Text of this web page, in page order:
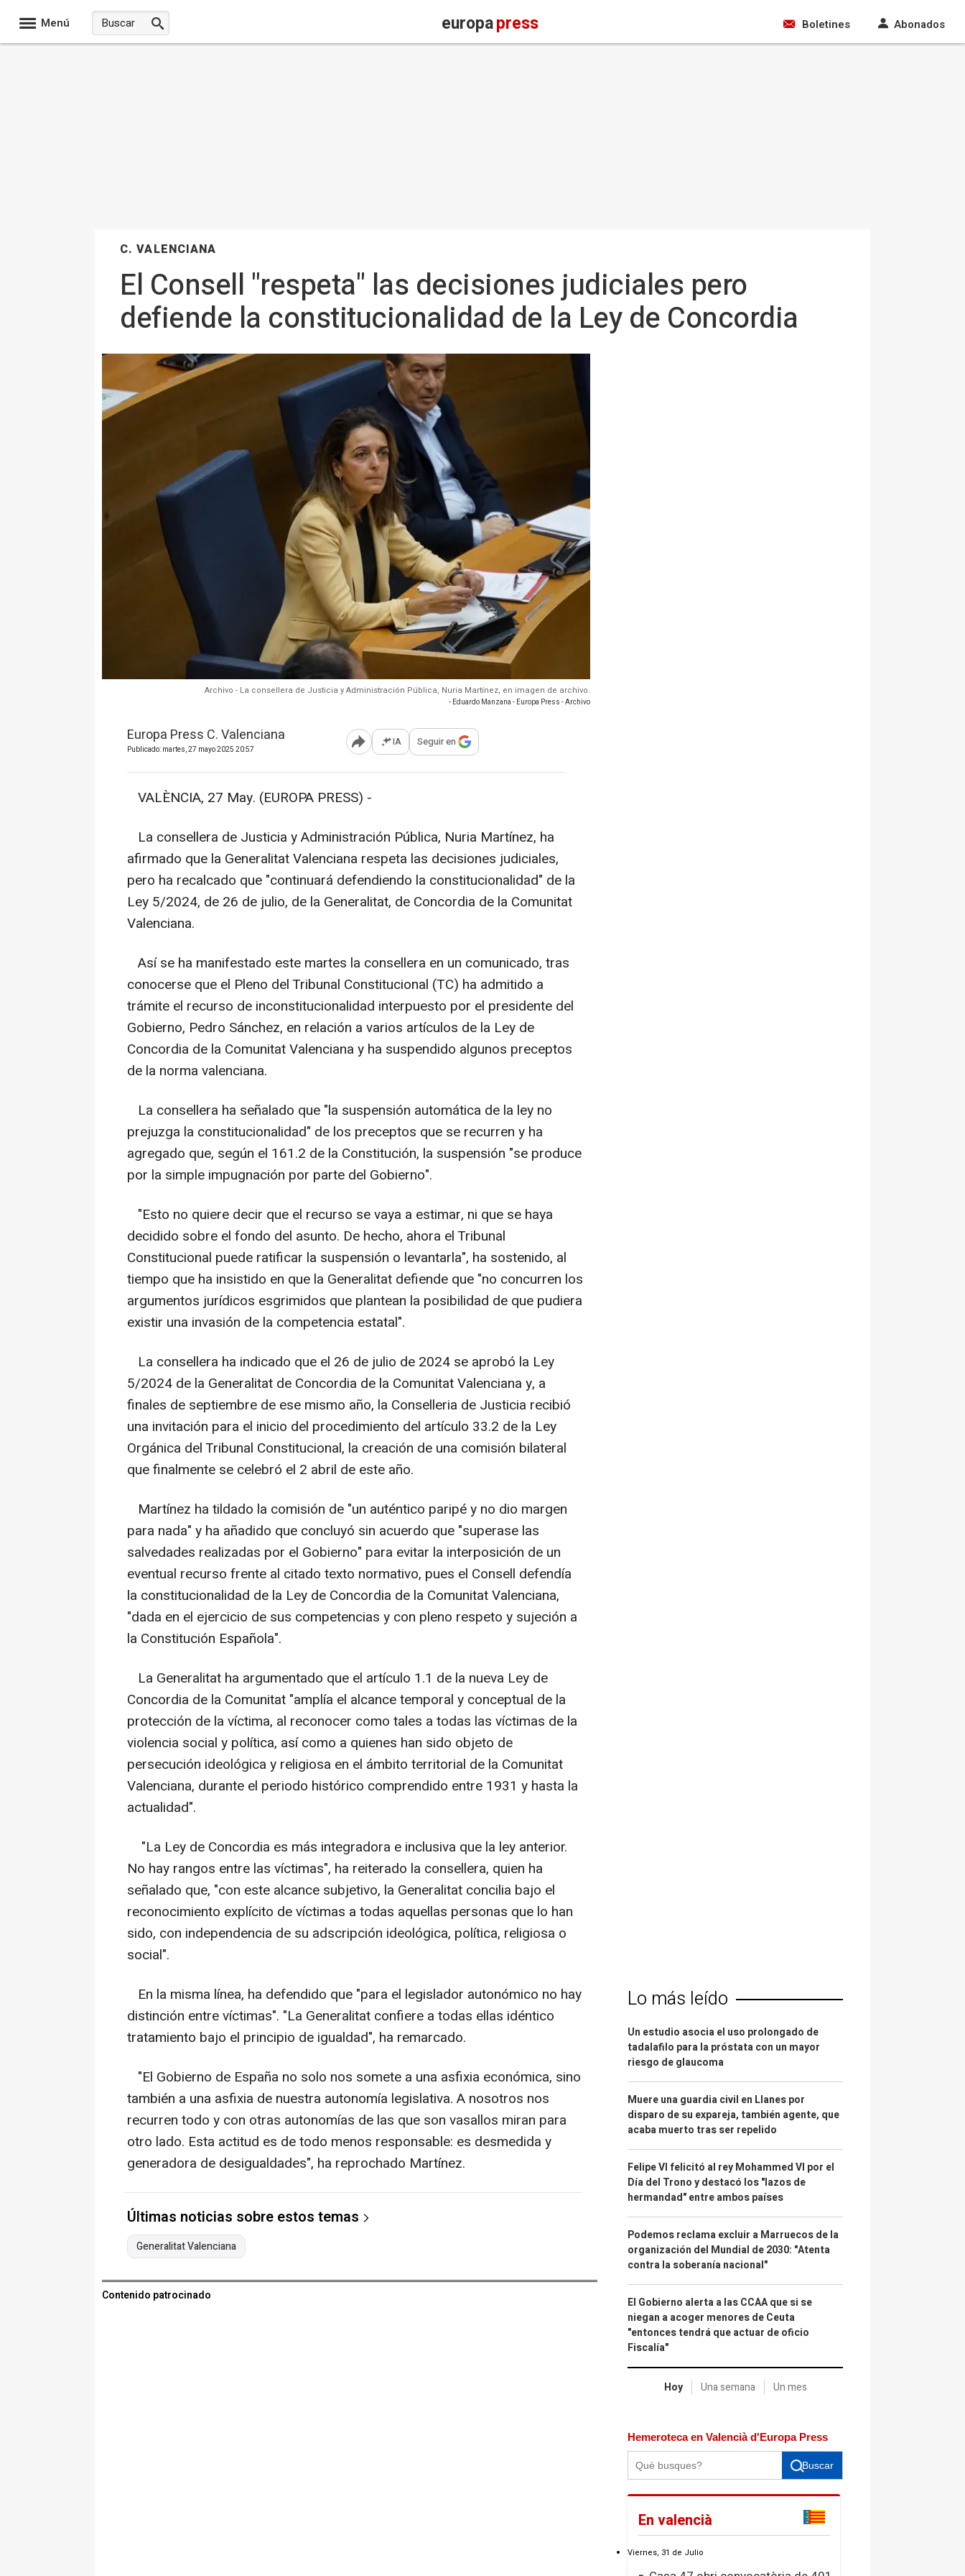
Menú europapress Boletines Abonados
C. VALENCIANA
El Consell "respeta" las decisiones judiciales pero
defiende la constitucionalidad de la Ley de Concordia
Archivo - La consellera de Justicia y Administración Pública, Nuria Martínez, en imagen de archivo.
- Eduardo Manzana - Europa Press - Archivo
Europa Press C. Valenciana
Publicado: martes, 27 mayo 2025 20:57 Abrir opciones para compartir
IA Seguir en
VALÈNCIA, 27 May. (EUROPA PRESS) -
La consellera de Justicia y Administración Pública, Nuria Martínez, ha
afirmado que la Generalitat Valenciana respeta las decisiones judiciales,
pero ha recalcado que "continuará defendiendo la constitucionalidad" de la
Ley 5/2024, de 26 de julio, de la Generalitat, de Concordia de la Comunitat
Valenciana.
Así se ha manifestado este martes la consellera en un comunicado, tras
conocerse que el Pleno del Tribunal Constitucional (TC) ha admitido a
trámite el recurso de inconstitucionalidad interpuesto por el presidente del
Gobierno, Pedro Sánchez, en relación a varios artículos de la Ley de
Concordia de la Comunitat Valenciana y ha suspendido algunos preceptos
de la norma valenciana.
La consellera ha señalado que "la suspensión automática de la ley no
prejuzga la constitucionalidad" de los preceptos que se recurren y ha
agregado que, según el 161.2 de la Constitución, la suspensión "se produce
por la simple impugnación por parte del Gobierno".
"Esto no quiere decir que el recurso se vaya a estimar, ni que se haya
decidido sobre el fondo del asunto. De hecho, ahora el Tribunal
Constitucional puede ratificar la suspensión o levantarla", ha sostenido, al
tiempo que ha insistido en que la Generalitat defiende que "no concurren los
argumentos jurídicos esgrimidos que plantean la posibilidad de que pudiera
existir una invasión de la competencia estatal".
La consellera ha indicado que el 26 de julio de 2024 se aprobó la Ley
5/2024 de la Generalitat de Concordia de la Comunitat Valenciana y, a
finales de septiembre de ese mismo año, la Conselleria de Justicia recibió
una invitación para el inicio del procedimiento del artículo 33.2 de la Ley
Orgánica del Tribunal Constitucional, la creación de una comisión bilateral
que finalmente se celebró el 2 abril de este año.
Martínez ha tildado la comisión de "un auténtico paripé y no dio margen
para nada" y ha añadido que concluyó sin acuerdo que "superase las
salvedades realizadas por el Gobierno" para evitar la interposición de un
eventual recurso frente al citado texto normativo, pues el Consell defendía
la constitucionalidad de la Ley de Concordia de la Comunitat Valenciana,
"dada en el ejercicio de sus competencias y con pleno respeto y sujeción a
la Constitución Española".
La Generalitat ha argumentado que el artículo 1.1 de la nueva Ley de
Concordia de la Comunitat "amplía el alcance temporal y conceptual de la
protección de la víctima, al reconocer como tales a todas las víctimas de la
violencia social y política, así como a quienes han sido objeto de
persecución ideológica y religiosa en el ámbito territorial de la Comunitat
Valenciana, durante el periodo histórico comprendido entre 1931 y hasta la
actualidad".
"La Ley de Concordia es más integradora e inclusiva que la ley anterior.
No hay rangos entre las víctimas", ha reiterado la consellera, quien ha
señalado que, "con este alcance subjetivo, la Generalitat concilia bajo el
reconocimiento explícito de víctimas a todas aquellas personas que lo han
sido, con independencia de su adscripción ideológica, política, religiosa o
social".
En la misma línea, ha defendido que "para el legislador autonómico no hay
distinción entre víctimas". "La Generalitat confiere a todas ellas idéntico
tratamiento bajo el principio de igualdad", ha remarcado.
"El Gobierno de España no solo nos somete a una asfixia económica, sino
también a una asfixia de nuestra autonomía legislativa. A nosotros nos
recurren todo y con otras autonomías de las que son vasallos miran para
otro lado. Esta actitud es de todo menos responsable: es desmedida y
generadora de desigualdades", ha reprochado Martínez.
Últimas noticias sobre estos temas
Generalitat Valenciana
Contenido patrocinado
Lo más leído
Un estudio asocia el uso prolongado de
tadalafilo para la próstata con un mayor
riesgo de glaucoma
Muere una guardia civil en Llanes por
disparo de su expareja, también agente, que
acaba muerto tras ser repelido
Felipe VI felicitó al rey Mohammed VI por el
Día del Trono y destacó los "lazos de
hermandad" entre ambos países
Podemos reclama excluir a Marruecos de la
organización del Mundial de 2030: "Atenta
contra la soberanía nacional"
El Gobierno alerta a las CCAA que si se
niegan a acoger menores de Ceuta
"entonces tendrá que actuar de oficio
Fiscalía"
Hoy Una semana Un mes
Hemeroteca en Valencià d'Europa Press
Buscar
En valencià
Viernes, 31 de Julio